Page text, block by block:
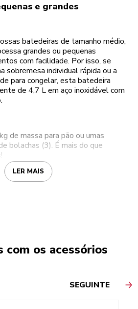
e grandes
batedeiras de tamanho médio,
grandes ou pequenas
com facilidade. Por isso, se
sobremesa individual rápida ou a
para congelar, esta batedeira
de 4,7 L em aço inoxidável com
de massa para pão ou umas
bolachas (3). É mais do que
LER MAIS
com os acessórios
SEGUINTE